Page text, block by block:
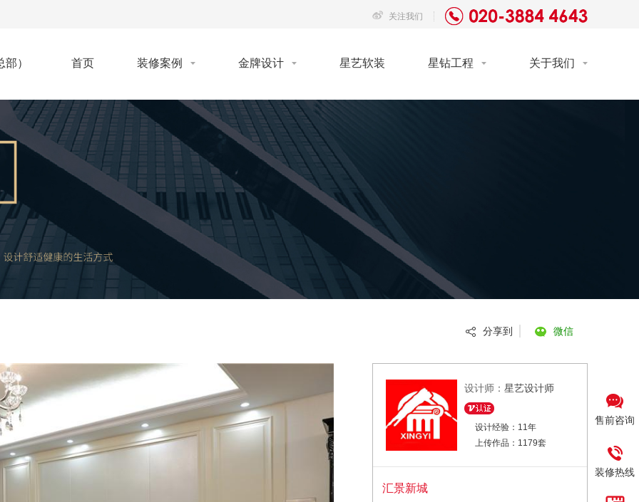
关注我们
） 首页 装修案例 金牌设计 星艺软装 星钻工程 关于我们
分享到 微信
设计师： 星艺设计师
设计经验：11年
上传作品：1179套
汇景新城
售前咨询
装修热线